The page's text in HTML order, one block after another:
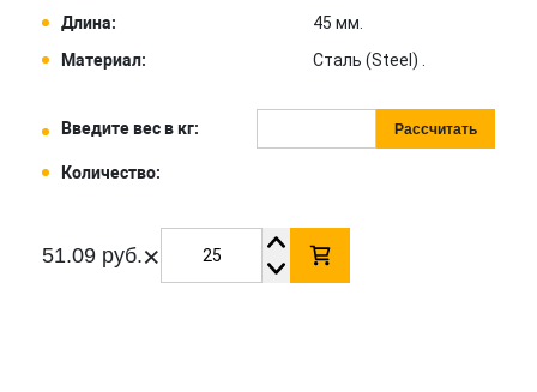
Длина:
45 мм.
Материал:
Сталь (Steel) .
Введите вес в кг: Рассчитать
Количество:
51.09 руб.×